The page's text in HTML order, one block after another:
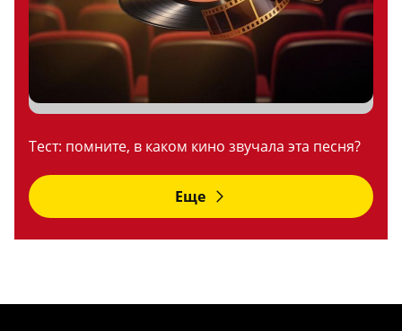
Тест: помните, в каком кино звучала эта песня?
Еще